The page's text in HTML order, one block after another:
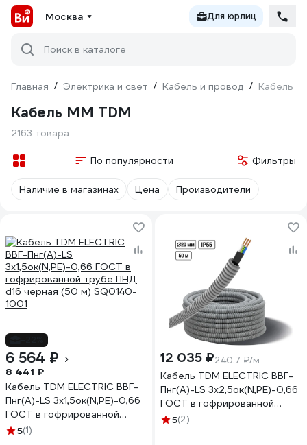
Москва Для юрлиц
Поиск в каталоге
Главная / Электрика и свет / Кабель и провод / Кабель
Кабель ММ TDM
2163 товара
По популярности Фильтры
Наличие в магазинах Цена Производители
6 564 ₽
8 441 ₽
Кабель TDM ELECTRIC ВВГ-
Пнг(А)-LS 3х1,5ок(N,PE)-0,66
ГОСТ в гофрированной
трубе ПНД d16 черная (50
5(1)
12 035 ₽240.7 ₽/м
Кабель TDM ELECTRIC ВВГ-
Пнг(А)-LS 3х2,5ок(N,PE)-0,66
ГОСТ в гофрированной
трубе ПВХ d20 серая (50 м)
5(2)